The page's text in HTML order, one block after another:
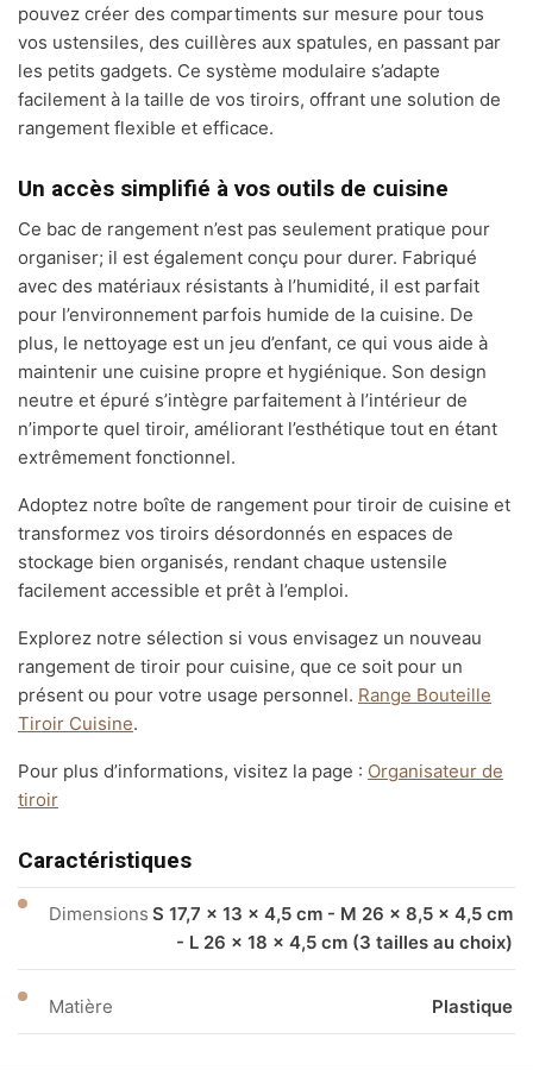
pouvez créer des compartiments sur mesure pour tous
vos ustensiles, des cuillères aux spatules, en passant par
les petits gadgets. Ce système modulaire s’adapte
facilement à la taille de vos tiroirs, offrant une solution de
rangement flexible et efficace.
Un accès simplifié à vos outils de cuisine
Ce bac de rangement n’est pas seulement pratique pour
organiser; il est également conçu pour durer. Fabriqué
avec des matériaux résistants à l’humidité, il est parfait
pour l’environnement parfois humide de la cuisine. De
plus, le nettoyage est un jeu d’enfant, ce qui vous aide à
maintenir une cuisine propre et hygiénique. Son design
neutre et épuré s’intègre parfaitement à l’intérieur de
n’importe quel tiroir, améliorant l’esthétique tout en étant
extrêmement fonctionnel.
Adoptez notre boîte de rangement pour tiroir de cuisine et
transformez vos tiroirs désordonnés en espaces de
stockage bien organisés, rendant chaque ustensile
facilement accessible et prêt à l’emploi.
Explorez notre sélection si vous envisagez un nouveau
rangement de tiroir pour cuisine, que ce soit pour un
présent ou pour votre usage personnel. Range Bouteille
Tiroir Cuisine.
Pour plus d’informations, visitez la page : Organisateur de
tiroir
Caractéristiques
Dimensions S 17,7 × 13 × 4,5 cm - M 26 × 8,5 × 4,5 cm
- L 26 × 18 × 4,5 cm (3 tailles au choix)
Matière Plastique